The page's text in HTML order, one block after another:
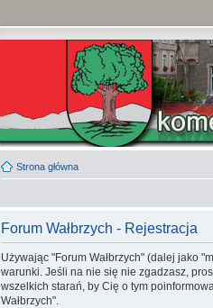
Strona główna
Forum Wałbrzych - Rejestracja
Używając "Forum Wałbrzych" (dalej jako
warunki. Jeśli na nie się nie zgadzasz,
wszelkich starań, by Cię o tym
Wałbrzych".